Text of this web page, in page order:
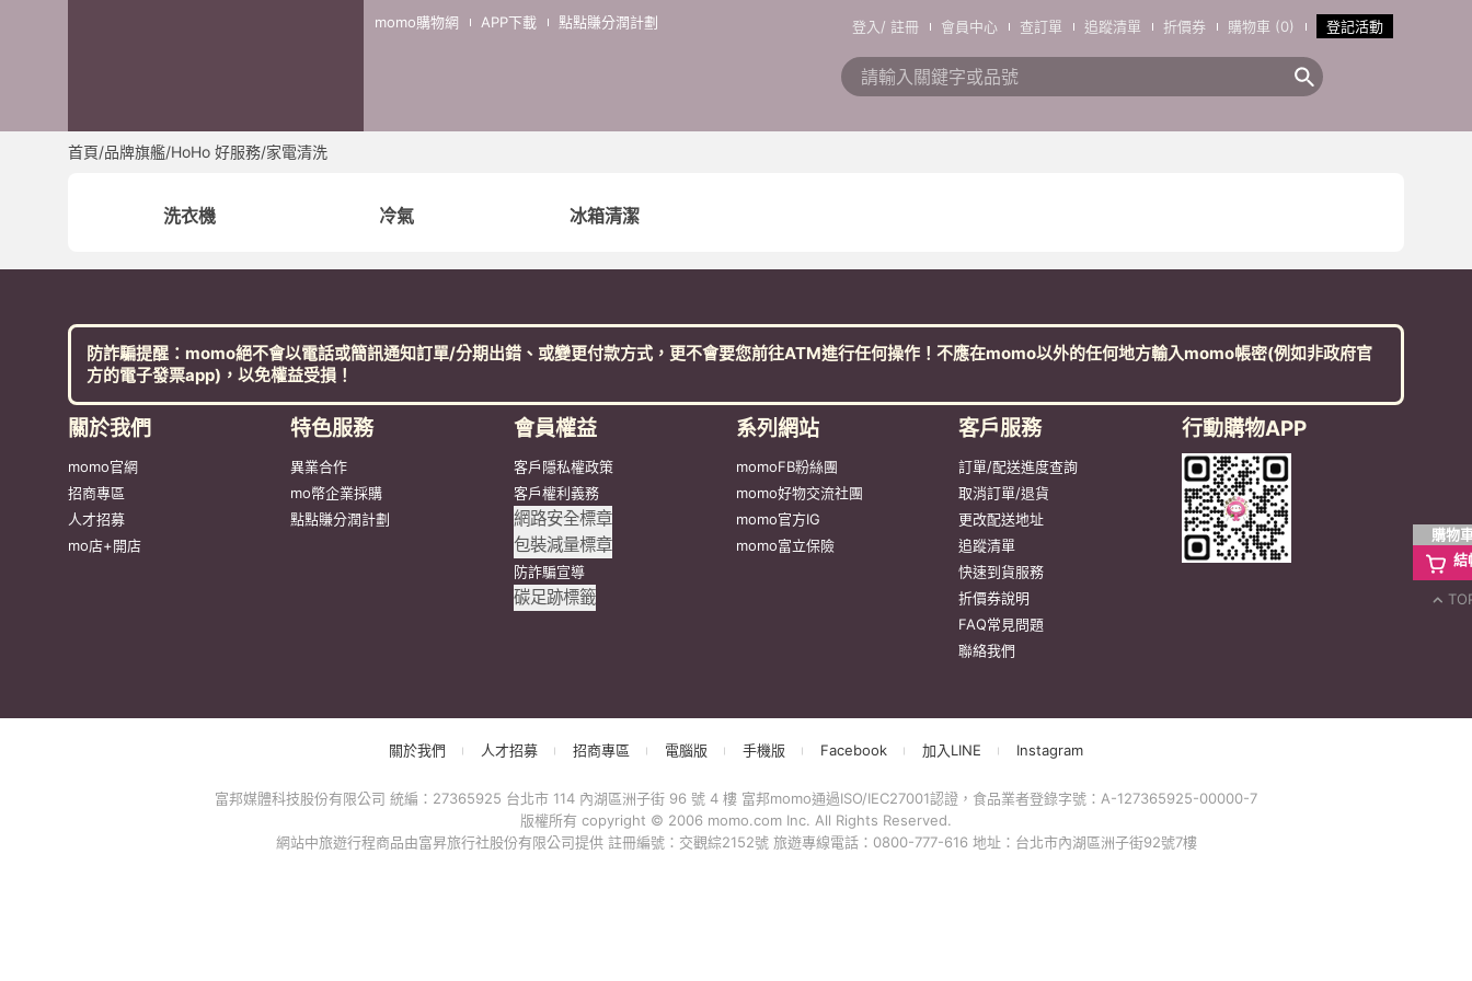
momo購物網 APP下載 點點賺分潤計劃 登入 / 註冊 會員中心 查訂單 追蹤清單 折價券 購物車 (0) 登記活動
首頁/品牌旗艦/HoHo 好服務/家電清洗
洗衣機 冷氣 冰箱清潔
購物
結
防詐騙提醒：momo絕不會以電話或簡訊通知訂單/分期出錯、或變更付款方式，更不會要您前往ATM進行任何操作！不應在momo以外的任何地方輸入momo帳密(例如非政府官
方的電子發票app)，以免權益受損！
關於我們
momo官網
招商專區
人才招募
mo店+開店
特色服務
異業合作
mo幣企業採購
點點賺分潤計劃
會員權益
客戶隱私權政策
客戶權利義務
網路安全標章
包裝減量標章
防詐騙宣導
碳足跡標籤
系列網站
momoFB粉絲團
momo好物交流社團
momo官方IG
momo富立保險
客戶服務
訂單/配送進度查詢
取消訂單/退貨
更改配送地址
追蹤清單
快速到貨服務
折價券說明
FAQ常見問題
聯絡我們
行動購物APP
關於我們 人才招募 招商專區 電腦版 手機版 Facebook 加入LINE Instagram
富邦媒體科技股份有限公司 統編：27365925 台北市 114 內湖區洲子街 96 號 4 樓 富邦momo通過ISO/IEC27001認證，食品業者登錄字號：A-127365925-00000-7
版權所有 copyright © 2006 momo.com Inc. All Rights Reserved.
網站中旅遊行程商品由富昇旅行社股份有限公司提供 註冊編號：交觀綜2152號 旅遊專線電話：0800-777-616 地址：台北市內湖區洲子街92號7樓